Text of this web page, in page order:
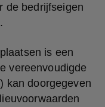
de bedrijfseigen
is een
vereenvoudigde
kan doorgegeven